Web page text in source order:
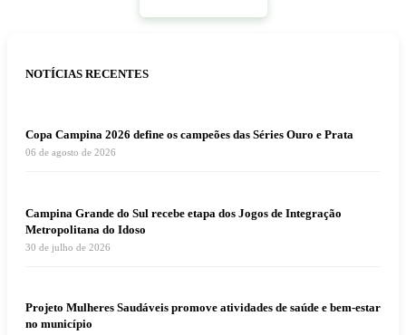
NOTÍCIAS RECENTES
Copa Campina 2026 define os campeões das Séries Ouro e Prata
06 de agosto de 2026
Campina Grande do Sul recebe etapa dos Jogos de Integração
Metropolitana do Idoso
30 de julho de 2026
Projeto Mulheres Saudáveis promove atividades de saúde e bem-estar
no município